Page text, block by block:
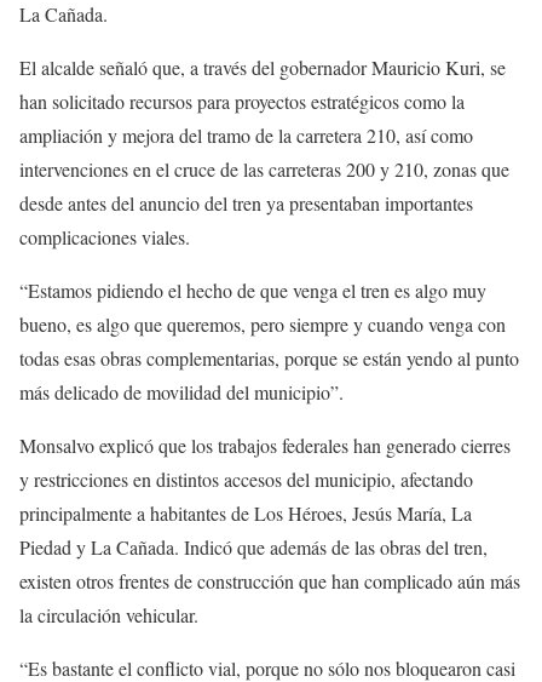
La Cañada.
El alcalde señaló que, a través del gobernador Mauricio Kuri, se
han solicitado recursos para proyectos estratégicos como la
ampliación y mejora del tramo de la carretera 210, así como
intervenciones en el cruce de las carreteras 200 y 210, zonas que
desde antes del anuncio del tren ya presentaban importantes
complicaciones viales.
“Estamos pidiendo el hecho de que venga el tren es algo muy
bueno, es algo que queremos, pero siempre y cuando venga con
todas esas obras complementarias, porque se están yendo al punto
más delicado de movilidad del municipio”.
Monsalvo explicó que los trabajos federales han generado cierres
y restricciones en distintos accesos del municipio, afectando
principalmente a habitantes de Los Héroes, Jesús María, La
Piedad y La Cañada. Indicó que además de las obras del tren,
existen otros frentes de construcción que han complicado aún más
la circulación vehicular.
“Es bastante el conflicto vial, porque no sólo nos bloquearon casi